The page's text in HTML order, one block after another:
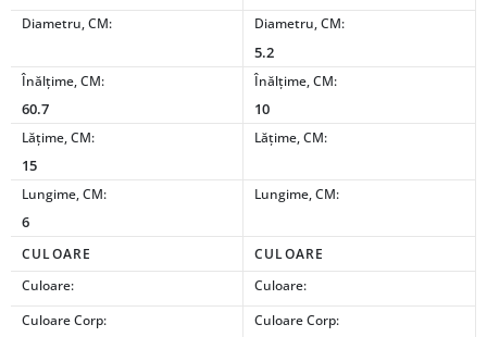
Diametru, CM:
Diametru, CM:
5.2
Înălțime, CM:
60.7
Înălțime, CM:
10
Lățime, CM:
15
Lățime, CM:
Lungime, CM:
6
Lungime, CM:
CULOARE
CULOARE
Culoare:
Culoare:
Culoare Corp:
Culoare Corp: